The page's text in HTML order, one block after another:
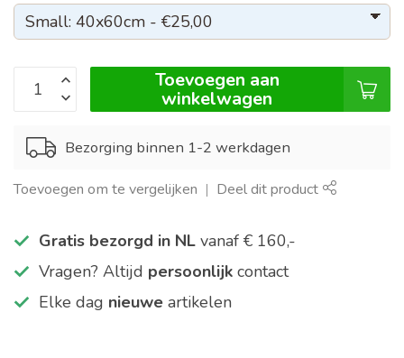
Toevoegen aan
winkelwagen
Bezorging binnen 1-2 werkdagen
Toevoegen om te vergelijken Deel dit product
Gratis bezorgd in NL vanaf € 160,-
Vragen? Altijd persoonlijk contact
Elke dag nieuwe artikelen